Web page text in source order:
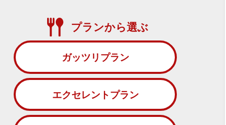
プランから選ぶ
ガッツリプラン
エクセレントプラン